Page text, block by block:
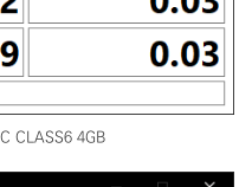
CLASS6 4GB